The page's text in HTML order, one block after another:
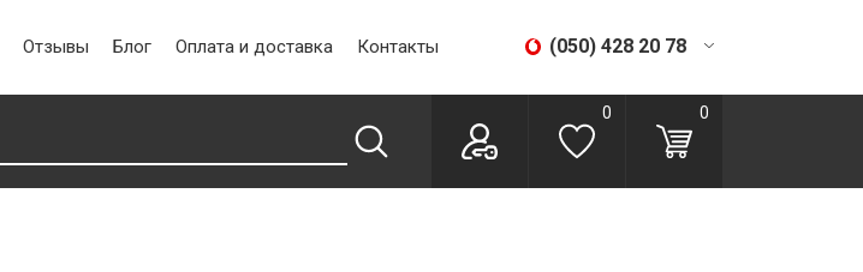
Отзывы Блог Оплата и доставка Контакты (050) 428 20 78
(067) 293 28 56
0 0